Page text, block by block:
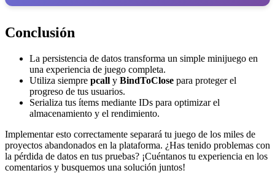
Conclusión
La persistencia de datos transforma un simple minijuego en
una experiencia de juego completa.
Utiliza siempre pcall y BindToClose para proteger el
progreso de tus usuarios.
Serializa tus ítems mediante IDs para optimizar el
almacenamiento y el rendimiento.
Implementar esto correctamente separará tu juego de los miles de
proyectos abandonados en la plataforma. ¿Has tenido problemas con
la pérdida de datos en tus pruebas? ¡Cuéntanos tu experiencia en los
comentarios y busquemos una solución juntos!